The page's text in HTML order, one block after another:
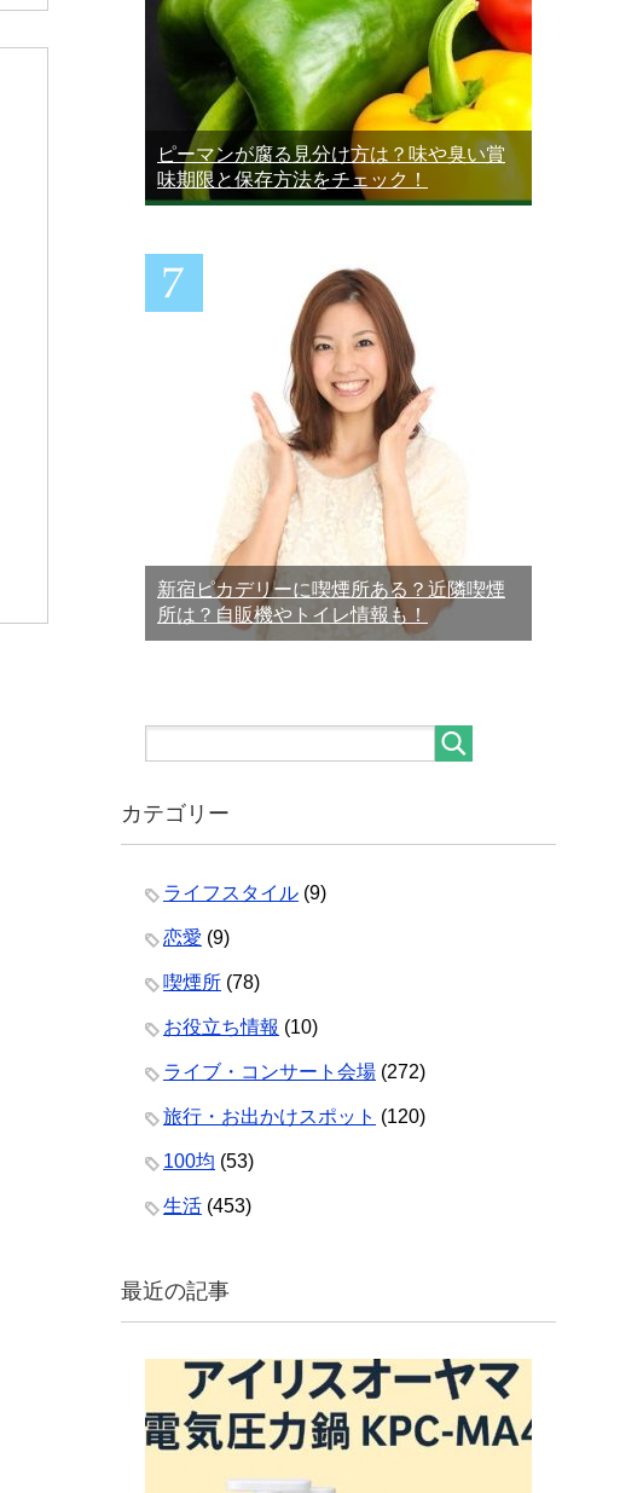
ピーマンが腐る見分け方は？味や臭い賞
味期限と保存方法をチェック！
新宿ピカデリーに喫煙所ある？近隣喫煙
所は？自販機やトイレ情報も！
カテゴリー
ライフスタイル (9)
恋愛 (9)
喫煙所 (78)
お役立ち情報 (10)
ライブ・コンサート会場 (272)
旅行・お出かけスポット (120)
100均 (53)
生活 (453)
最近の記事